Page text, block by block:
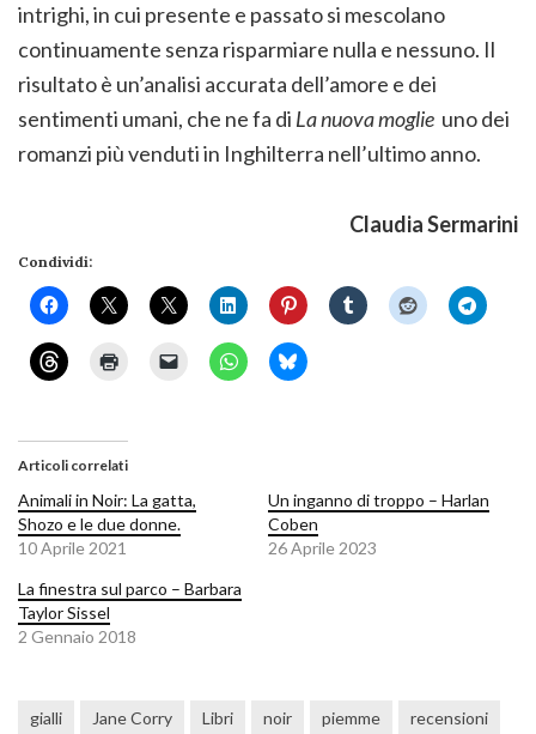
intrighi, in cui presente e passato si mescolano
continuamente senza risparmiare nulla e nessuno. Il
risultato è un’analisi accurata dell’amore e dei
sentimenti umani, che ne fa di La nuova moglie uno dei
romanzi più venduti in Inghilterra nell’ultimo anno.
Claudia Sermarini
Condividi:
Articoli correlati
Animali in Noir: La gatta,
Shozo e le due donne.
10 Aprile 2021
Un inganno di troppo – Harlan
Coben
26 Aprile 2023
La finestra sul parco – Barbara
Taylor Sissel
2 Gennaio 2018
gialli Jane Corry Libri noir piemme recensioni